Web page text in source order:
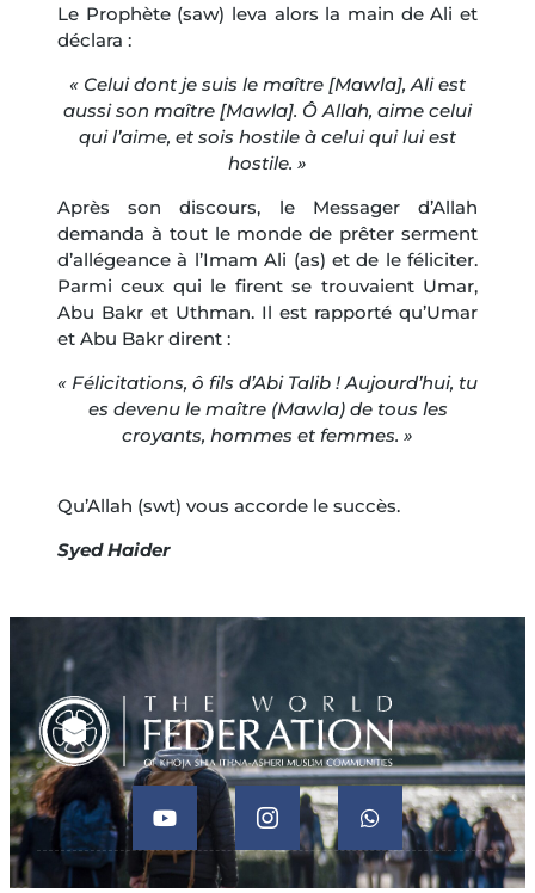
Le Prophète (saw) leva alors la main de Ali et
déclara :
« Celui dont je suis le maître [Mawla], Ali est
aussi son maître [Mawla]. Ô Allah, aime celui
qui l’aime, et sois hostile à celui qui lui est
hostile. »
Après son discours, le Messager d’Allah
demanda à tout le monde de prêter serment
d’allégeance à l’Imam Ali (as) et de le féliciter.
Parmi ceux qui le firent se trouvaient Umar,
Abu Bakr et Uthman. Il est rapporté qu’Umar
et Abu Bakr dirent :
« Félicitations, ô fils d’Abi Talib ! Aujourd’hui, tu
es devenu le maître (Mawla) de tous les
croyants, hommes et femmes. »
Qu’Allah (swt) vous accorde le succès.
Syed Haider